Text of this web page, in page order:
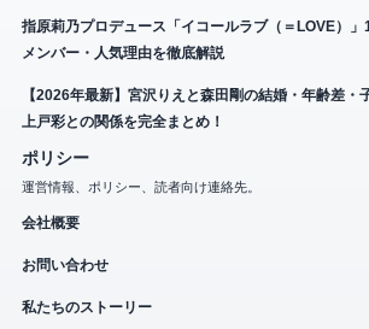
指原莉乃プロデュース「イコールラブ（＝LOVE）
メンバー・人気理由を徹底解説
【2026年最新】宮沢りえと森田剛の結婚・年齢差・
上戸彩との関係を完全まとめ！
ポリシー
運営情報、ポリシー、読者向け連絡先。
会社概要
お問い合わせ
私たちのストーリー